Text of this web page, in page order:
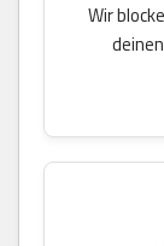
Wir